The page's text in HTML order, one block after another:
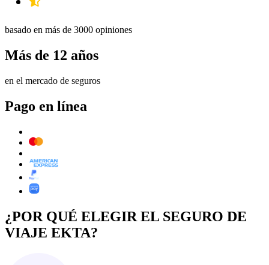
basado en más de 3000 opiniones
Más de 12 años
en el mercado de seguros
Pago en línea
¿POR QUÉ ELEGIR EL SEGURO DE
VIAJE EKTA?